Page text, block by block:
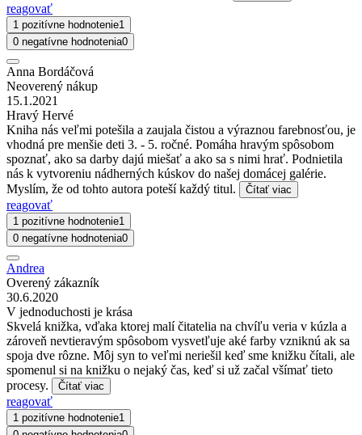
reagovať
1 pozitívne hodnotenie1
0 negatívne hodnotenia0
Anna Bordáčová
Neoverený nákup
15.1.2021
Hravý Hervé
Kniha nás veľmi potešila a zaujala čistou a výraznou farebnosťou, je
vhodná pre menšie deti 3. - 5. ročné. Pomáha hravým spôsobom
spoznať, ako sa darby dajú miešať a ako sa s nimi hrať. Podnietila
nás k vytvoreniu nádherných kúskov do našej domácej galérie.
Myslím, že od tohto autora poteší každý titul.
Čítať viac
reagovať
1 pozitívne hodnotenie1
0 negatívne hodnotenia0
Andrea
Overený zákazník
30.6.2020
V jednoduchosti je krása
Skvelá knižka, vďaka ktorej malí čitatelia na chvíľu veria v kúzla a
zároveň nevtieravým spôsobom vysvetľuje aké farby vzniknú ak sa
spoja dve rôzne. Môj syn to veľmi neriešil keď sme knižku čítali, ale
spomenul si na knižku o nejaký čas, keď si už začal všímať tieto
procesy.
Čítať viac
reagovať
1 pozitívne hodnotenie1